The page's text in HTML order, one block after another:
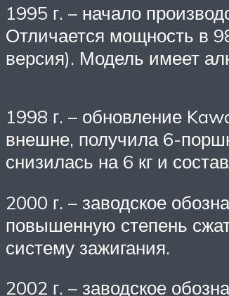
1995 г. – начало
Отличается мощность в
версия). Модель имеет
1998 г. – обновление
внешне, получила 6-
снизилась на 6 кг и
2000 г. – заводское
повышенную степень
систему зажигания.
2002 г. – заводское